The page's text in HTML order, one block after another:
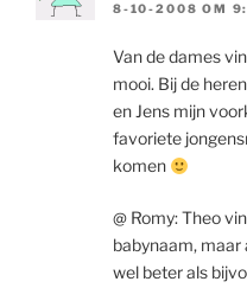
8-10-2008 OM
Van de dames
mooi. Bij de
en Jens mijn
favoriete
komen
@ Romy: Theo
babynaam, maar
wel beter als